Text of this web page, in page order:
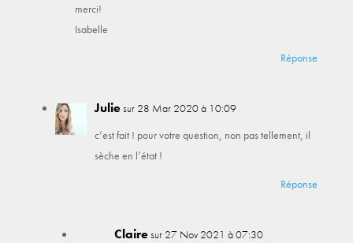
merci!
Isabelle
Réponse
Juliesur 28 Mar 2020 à 10:09
c’est fait ! pour votre question, non pas tellement, il
sèche en l’état !
Réponse
Clairesur 27 Nov 2021 à 07:30